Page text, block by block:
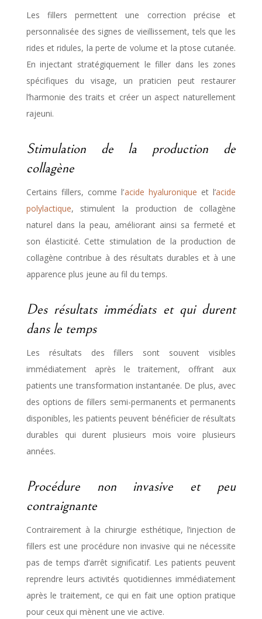
Les fillers permettent une correction précise et
personnalisée des signes de vieillissement, tels que les
rides et ridules, la perte de volume et la ptose cutanée.
En injectant stratégiquement le filler dans les zones
spécifiques du visage, un praticien peut restaurer
l’harmonie des traits et créer un aspect naturellement
rajeuni.
Stimulation de la production de
collagène
Certains fillers, comme l’acide hyaluronique et l’acide
polylactique, stimulent la production de collagène
naturel dans la peau, améliorant ainsi sa fermeté et
son élasticité. Cette stimulation de la production de
collagène contribue à des résultats durables et à une
apparence plus jeune au fil du temps.
Des résultats immédiats et qui durent
dans le temps
Les résultats des fillers sont souvent visibles
immédiatement après le traitement, offrant aux
patients une transformation instantanée. De plus, avec
des options de fillers semi-permanents et permanents
disponibles, les patients peuvent bénéficier de résultats
durables qui durent plusieurs mois voire plusieurs
années.
Procédure non invasive et peu
contraignante
Contrairement à la chirurgie esthétique, l’injection de
fillers est une procédure non invasive qui ne nécessite
pas de temps d’arrêt significatif. Les patients peuvent
reprendre leurs activités quotidiennes immédiatement
après le traitement, ce qui en fait une option pratique
pour ceux qui mènent une vie active.